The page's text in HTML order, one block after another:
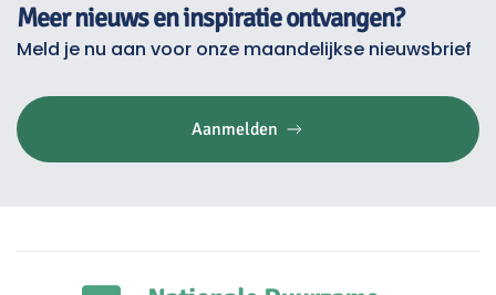
Meer nieuws en inspiratie ontvangen?
Meld je nu aan voor onze maandelijkse nieuwsbrief
Aanmelden